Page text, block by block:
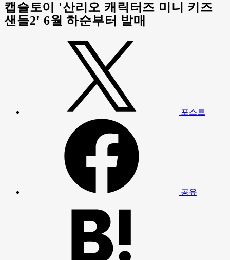
캡슐토이 '산리오 캐릭터즈 미니 키즈
샌들2' 6월 하순부터 발매
포스트
공유